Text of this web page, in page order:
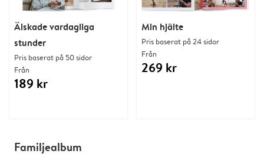
Älskade vardagliga
stunder
Pris baserat på 50 sidor
Från
189 kr
Min hjälte
Pris baserat på 24 sidor
Från
269 kr
Familjealbum